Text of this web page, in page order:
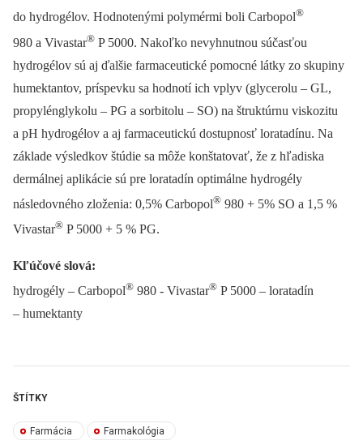
do hydrogélov. Hodnotenými polymérmi boli Carbopol®
980 a Vivastar® P 5000. Nakoľko nevyhnutnou súčasťou
hydrogélov sú aj ďalšie farmaceutické pomocné látky zo skupiny
humektantov, príspevku sa hodnotí ich vplyv (glycerolu –⁠ GL,
propylénglykolu –⁠ PG a sorbitolu –⁠ SO) na štruktúrnu viskozitu
a pH hydrogélov a aj farmaceutickú dostupnosť loratadínu. Na
základe výsledkov štúdie sa môže konštatovať, že z hľadiska
dermálnej aplikácie sú pre loratadín optimálne hydrogély
následovného zloženia: 0,5% Carbopol® 980 + 5% SO a 1,5 %
Vivastar® P 5000 + 5 % PG.
Kľúčové slová:
hydrogély –⁠ Carbopol® 980 -⁠ Vivastar® P 5000 –⁠ loratadín
–⁠ humektanty
ŠTÍTKY
Farmácia Farmakológia